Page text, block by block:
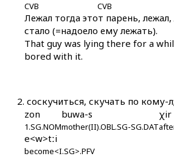
bazár
bazár
bazár as
bazár kes
baħrí
CVB
CVB
Лежал тогда этот парень,
стало (=надоело ему лежать).
That guy was lying there for a
bored with it.
2. соскучиться, скучать по кому-
zon
1.SG.NOM
buwa-s
mother(II).OBL.SG-SG.DAT
χir
e<w>tːi
become<I.SG>.PFV